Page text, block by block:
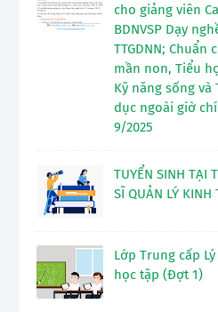
cho giảng viên
BDNVSP Dạy
TTGDNN; Chuẩn
mần non, Tiểu
Kỹ năng sống
dục ngoài giờ
9/2025
TUYỂN SINH TẠI
SĨ QUẢN LÝ KINH
Lớp Trung cấp
học tập (Đợt 1)